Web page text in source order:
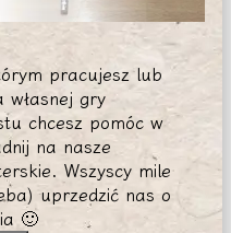
pracujesz lub
własnej gry
chcesz pomóc w
na nasze
Wszyscy mile
uprzedzić nas o
🙂